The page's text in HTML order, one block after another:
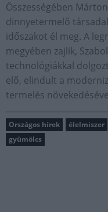
Összességében
dinnyetermelő
időszakot él meg. A
megyében zajlik,
technológiákkal
elő, elindult a
termelés
Országos hírek élelmiszer
gyümölcs